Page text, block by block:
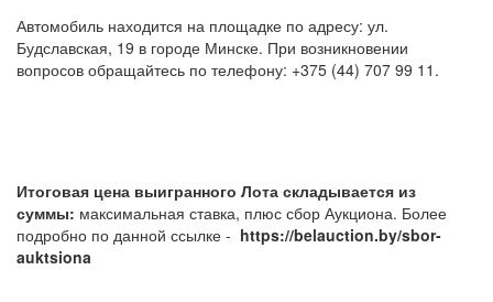
Автомобиль находится на площадке по адресу: ул.
Будславская, 19 в городе Минске. При возникновении
вопросов обращайтесь по телефону: +375 (44) 707 99 11.
Итоговая цена выигранного Лота складывается из
суммы: максимальная ставка, плюс сбор Аукциона. Более
подробно по данной ссылке - https://belauction.by/sbor-
auktsiona